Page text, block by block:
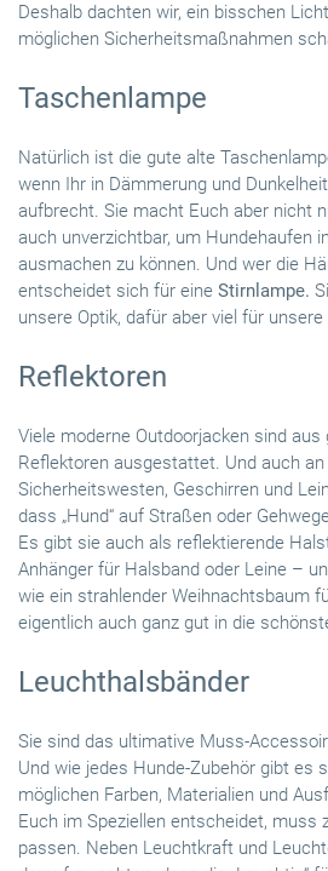
Deshalb dachten wir, ein bisschen
möglichen Sicherheitsmaßnahmen
Taschenlampe
Natürlich ist die gute alte
wenn Ihr in Dämmerung und
aufbrecht. Sie macht Euch aber nicht
auch unverzichtbar, um Hundehaufen
ausmachen zu können. Und wer die
entscheidet sich für eine Stirnlampe.
unsere Optik, dafür aber viel für
Reflektoren
Viele moderne Outdoorjacken sind
Reflektoren ausgestattet. Und auch
Sicherheitswesten, Geschirren und
dass „Hund“ auf Straßen oder
Es gibt sie auch als reflektierende
Anhänger für Halsband oder Leine –
wie ein strahlender Weihnachtsbaum
eigentlich auch ganz gut in die
Leuchthalsbänder
Sie sind das ultimative Muss-
Und wie jedes Hunde-Zubehör gibt es
möglichen Farben, Materialien und
Euch im Speziellen entscheidet, muss
passen. Neben Leuchtkraft und